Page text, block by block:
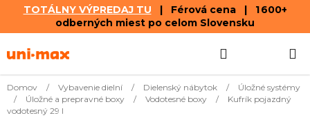
TOTÁLNY VÝPREDAJ TU | Férová cena | 1 600+
odberných miest po celom Slovensku
na
KOŠÍK
Domov / Vybavenie dielní / Dielenský nábytok /
Úložné systémy
/
Úložné a prepravné boxy / Vodotesné boxy /
Kufrík pojazdný
vodotesný 29 l